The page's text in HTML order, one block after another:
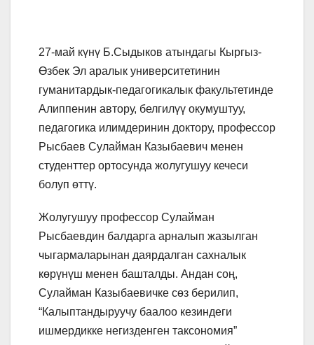
27-май күнү Б.Сыдыков атындагы Кыргыз-
Өзбек Эл аралык университетинин
гуманитардык-педагогикалык факультетинде
Алиппенин автору, белгилүү окумуштуу,
педагогика илимдеринин доктору, профессор
Рысбаев Сулайман Казыбаевич менен
студенттер ортосунда жолугушуу кечеси
болуп өттү.
Жолугушуу профессор Сулайман
Рысбаевдин балдарга арналып жазылган
чыгармаларынан даярдалган сахналык
көрүнүш менен башталды. Андан соң,
Сулайман Казыбаевичке сөз берилип,
“Калыптандыруучу баалоо кезиндеги
ишмердикке негизденген таксономия”